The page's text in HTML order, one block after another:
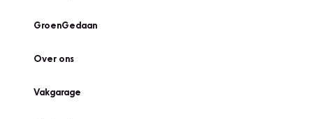
GroenGedaan
Over ons
Vakgarage